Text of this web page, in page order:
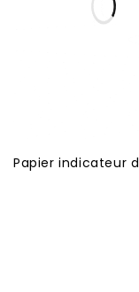
Papier indicateur